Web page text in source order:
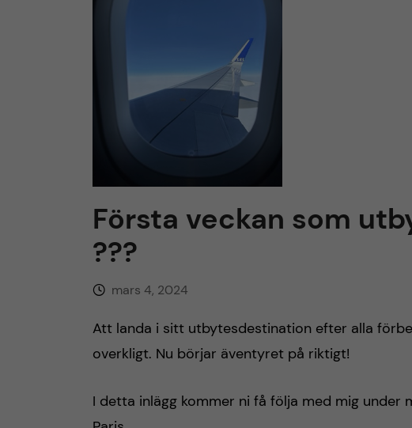
Första veckan som
???
mars 4, 2024
Att landa i sitt utbytesdestination efter alla
overkligt. Nu börjar äventyret på riktigt!
I detta inlägg kommer ni få följa med mig